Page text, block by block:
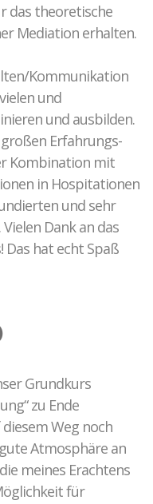
das theoretische
Mediation erhalten.
Kommunikation
und
und ausbilden.
Erfahrungs-
Kombination mit
in Hospitationen
und sehr
Dank an das
Das hat echt Spaß
Grundkurs
zu Ende
Weg noch
Atmosphäre an
meines Erachtens
für